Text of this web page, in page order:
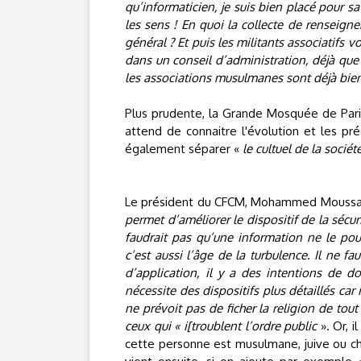
qu’informaticien, je suis bien placé pour
les sens ! En quoi la collecte de
général ? Et puis les militants associatifs
dans un conseil d’administration, déjà
les associations musulmanes sont déjà
Plus prudente, la Grande Mosquée de
attend de connaitre l'évolution et les
également séparer « le cultuel de la
Le président du CFCM, Mohammed
permet d’améliorer le dispositif de la
faudrait pas qu’une information ne le
c’est aussi l’âge de la turbulence. Il ne
d’application, il y a des intentions de
nécessite des dispositifs plus détaillés
ne prévoit pas de ficher la religion de
ceux qui « i[troublent l’ordre public». Or, il
cette personne est musulmane, juive ou